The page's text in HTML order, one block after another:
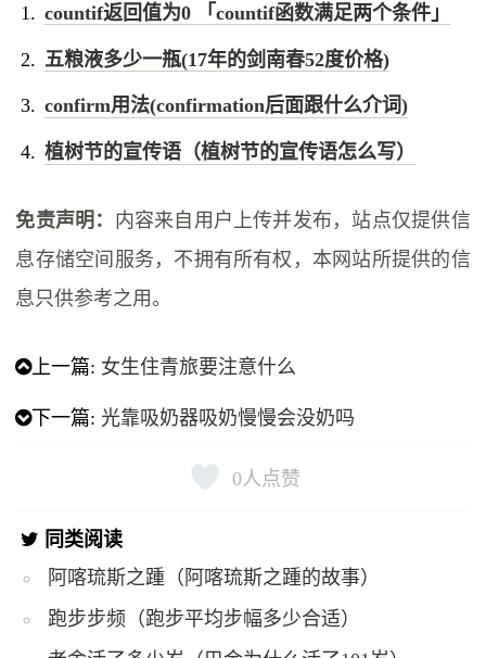
countif返回值为0 「countif函数满足两个条件」
五粮液多少一瓶(17年的剑南春52度价格)
confirm用法(confirmation后面跟什么介词)
植树节的宣传语（植树节的宣传语怎么写）
免责声明： 内容来自用户上传并发布，站点仅提供信
息存储空间服务，不拥有所有权，本网站所提供的信
息只供参考之用。
上一篇: 女生住青旅要注意什么
下一篇: 光靠吸奶器吸奶慢慢会没奶吗
0人点赞
同类阅读
阿喀琉斯之踵（阿喀琉斯之踵的故事）
跑步步频（跑步平均步幅多少合适）